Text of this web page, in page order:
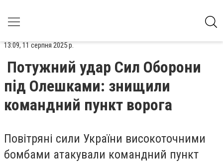
13:09, 11 серпня 2025 р.
Потужний удар Сил Оборони
під Олешками: знищили
командний пункт ворога
Повітряні сили України високоточними
бомбами атакували командний пункт